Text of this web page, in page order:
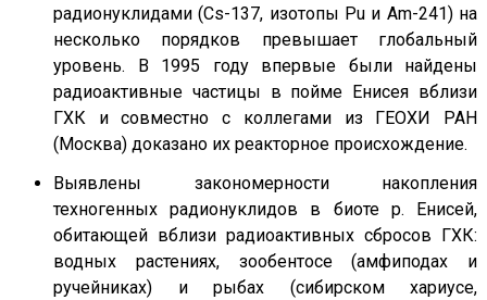
радионуклидами (Cs-137, изотопы Pu и Am-241) на
несколько порядков превышает глобальный
уровень. В 1995 году впервые были найдены
радиоактивные частицы в пойме Енисея вблизи
ГХК и совместно с коллегами из ГЕОХИ РАН
(Москва) доказано их реакторное происхождение.
Выявлены закономерности накопления
техногенных радионуклидов в биоте р. Енисей,
обитающей вблизи радиоактивных сбросов ГХК:
водных растениях, зообентосе (амфиподах и
ручейниках) и рыбах (сибирском хариусе,